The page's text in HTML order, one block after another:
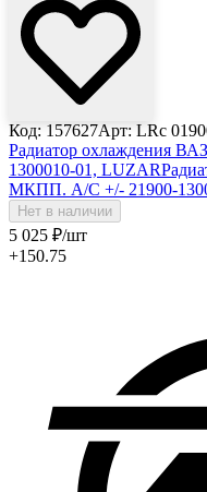
Код: 157627Арт: LRc
Радиатор охлаждения
1300010-01, LUZAR
МКПП. A/C +/- 21900-
Нет в наличии
5 025 ₽/шт
+150.75